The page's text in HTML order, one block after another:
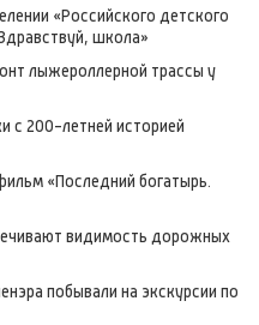
«Российского детского
школа»
лыжероллерной трассы у
с 200-летней историей
«Последний богатырь.
видимость дорожных
побывали на экскурсии по